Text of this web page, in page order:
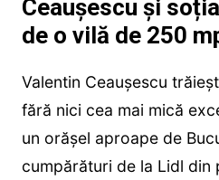
Ceaușescu și
de o vilă de 250
Valentin Ceaușescu
fără nici cea mai mică
un orășel aproape de
cumpărături de la Lidl din